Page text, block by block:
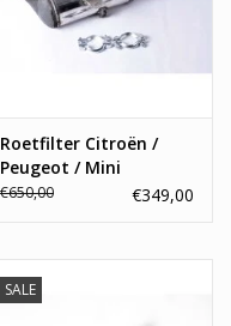
Roetfilter Citroën /
Peugeot / Mini
€650,00 €349,00
SALE